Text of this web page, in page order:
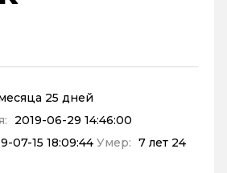
25 дней
2019-06-29 14:46:00
07-15 18:09:44 Умер: 7 лет 24